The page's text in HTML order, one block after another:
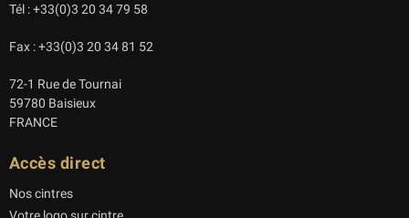
Tél : +33(0)3 20 34 79 58
Fax : +33(0)3 20 34 81 52
72-1 Rue de Tournai
59780 Baisieux
FRANCE
Accès direct
Nos cintres
Votre logo sur cintre